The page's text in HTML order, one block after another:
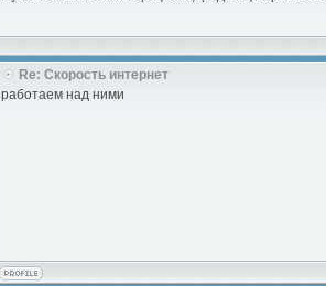
Re: Скорость интернет
работаем над ними